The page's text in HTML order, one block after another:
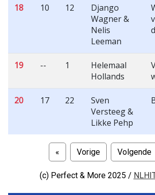
18 10 12
Django
Wagner &
Nelis
Leeman
19 -- 1
Helemaal
Hollands
20 17 22
Sven
Versteeg &
Likke Pehp
« Vorige Volgende
(c) Perfect & More 2025 /